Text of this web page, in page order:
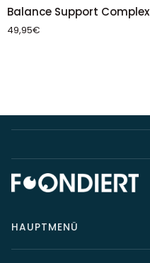
Balance
Complex
Balance Support Complex
49,95€
HAUPTMENÜ